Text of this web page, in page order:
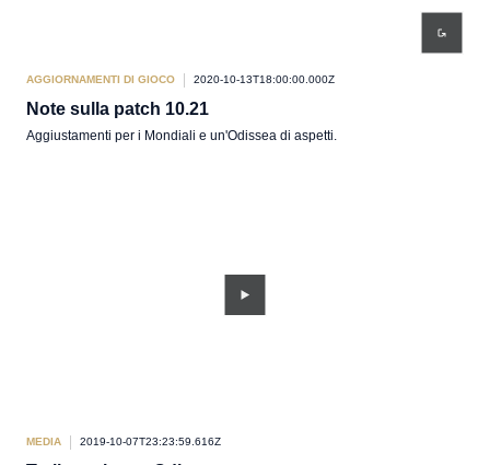
AGGIORNAMENTI DI GIOCO 2020-10-13T18:00:00.000Z
Note sulla patch 10.21
Aggiustamenti per i Mondiali e un'Odissea di aspetti.
MEDIA 2019-10-07T23:23:59.616Z